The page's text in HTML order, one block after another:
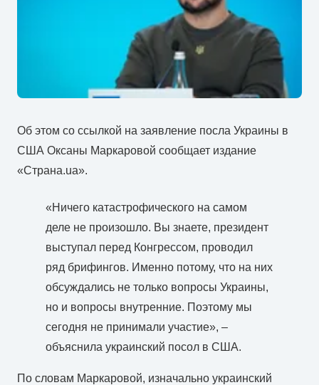
Об этом со ссылкой на заявление посла Украины в
США Оксаны Маркаровой сообщает издание
«Страна.ua».
«Ничего катастрофического на самом
деле не произошло. Вы знаете, президент
выступал перед Конгрессом, проводил
ряд брифингов. Именно потому, что на них
обсуждались не только вопросы Украины,
но и вопросы внутренние. Поэтому мы
сегодня не принимали участие», –
объяснила украинский посол в США.
По словам Маркаровой, изначально украинский